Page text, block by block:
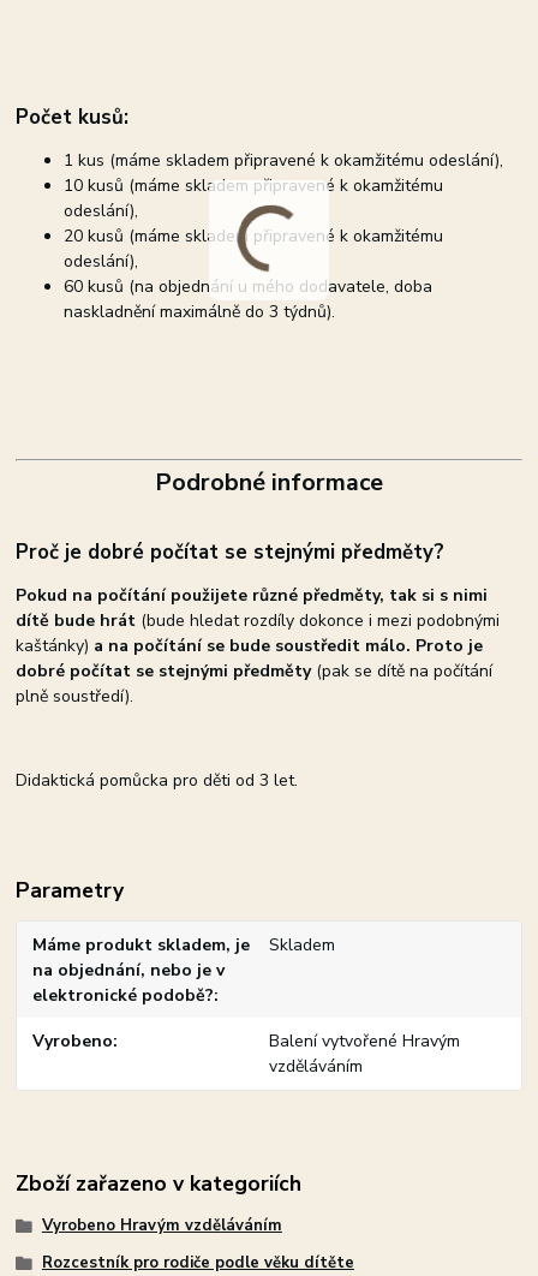
Počet kusů:
1 kus (máme skladem připravené k okamžitému odeslání),
10 kusů (máme skladem připravené k okamžitému
odeslání),
20 kusů (máme skladem připravené k okamžitému
odeslání),
60 kusů (na objednání u mého dodavatele, doba
naskladnění maximálně do 3 týdnů).
Podrobné informace
Proč je dobré počítat se stejnými předměty?
Pokud na počítání použijete různé předměty, tak si s nimi
dítě bude hrát (bude hledat rozdíly dokonce i mezi podobnými
kaštánky) a na počítání se bude soustředit málo. Proto je
dobré počítat se stejnými předměty (pak se dítě na počítání
plně soustředí).
Didaktická pomůcka pro děti od 3 let.
Parametry
Máme produkt skladem, je
na objednání, nebo je v
elektronické podobě?
Skladem
Vyrobeno
Balení vytvořené Hravým
vzděláváním
Zboží zařazeno v kategoriích
Vyrobeno Hravým vzděláváním
Rozcestník pro rodiče podle věku dítěte